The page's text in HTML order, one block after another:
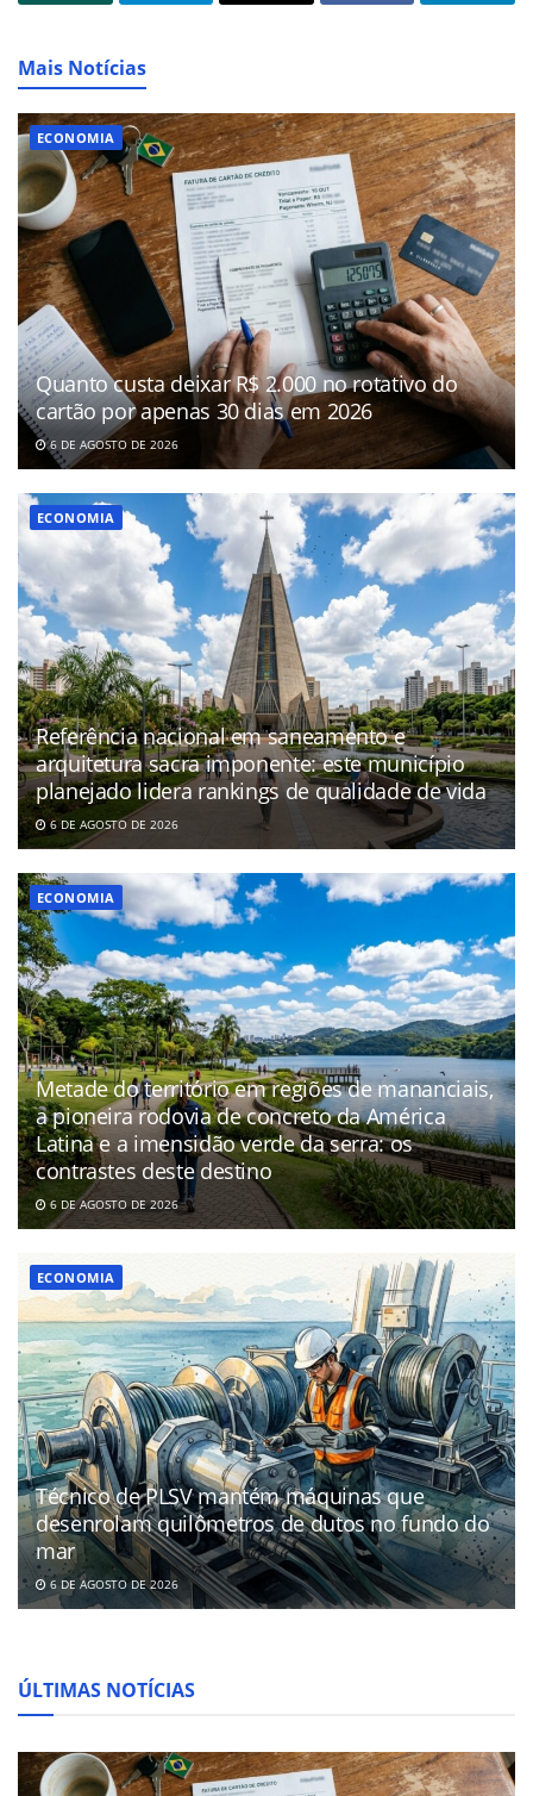
Mais Notícias
ECONOMIA
Quanto custa deixar R$ 2.000 no rotativo do
cartão por apenas 30 dias em 2026
6 DE AGOSTO DE 2026
ECONOMIA
Referência nacional em saneamento e
arquitetura sacra imponente: este município
planejado lidera rankings de qualidade de vida
6 DE AGOSTO DE 2026
ECONOMIA
Metade do território em regiões de mananciais,
a pioneira rodovia de concreto da América
Latina e a imensidão verde da serra: os
contrastes deste destino
6 DE AGOSTO DE 2026
ECONOMIA
Técnico de PLSV mantém máquinas que
desenrolam quilômetros de dutos no fundo do
mar
6 DE AGOSTO DE 2026
ÚLTIMAS NOTÍCIAS